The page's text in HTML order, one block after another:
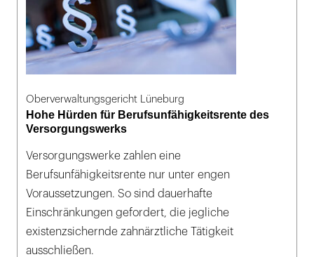
Oberverwaltungsgericht Lüneburg
Hohe Hürden für Berufsunfähigkeitsrente des
Versorgungswerks
Versorgungswerke zahlen eine
Berufsunfähigkeitsrente nur unter engen
Voraussetzungen. So sind dauerhafte
Einschränkungen gefordert, die jegliche
existenzsichernde zahnärztliche Tätigkeit
ausschließen.